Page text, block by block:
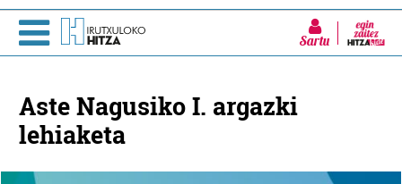
Sartu
Aste Nagusiko I. argazki
lehiaketa